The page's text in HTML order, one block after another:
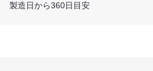
製造日から360日目安